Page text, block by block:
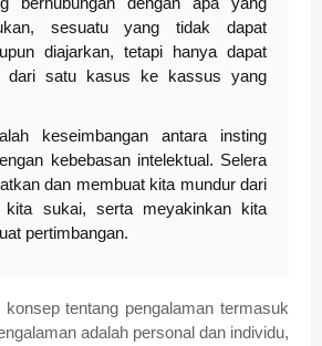
sesuatu yang tidak dapat
diajarkan, tetapi hanya dapat
dari satu kasus ke kassus yang
keseimbangan antara insting
kebebasan intelektual. Selera
dan membuat kita mundur dari
kita sukai, serta meyakinkan kita
pertimbangan.
tentang pengalaman termasuk
adalah personal dan individu,